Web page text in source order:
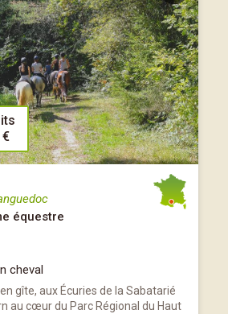
€
équestre
cheval
gîte, aux Écuries de la Sabatarié
au cœur du Parc Régional du Haut